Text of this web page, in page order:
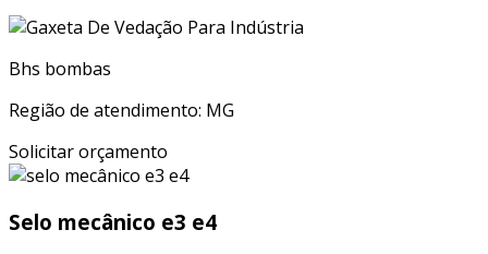
Bhs bombas
Região de atendimento: MG
Solicitar orçamento
Selo mecânico e3 e4